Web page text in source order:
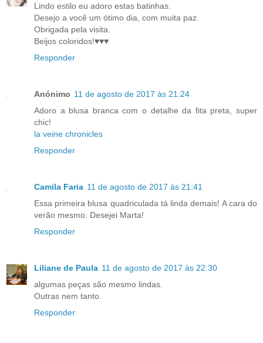
Lindo estilo eu adoro estas batinhas.
Desejo a você um ótimo dia, com muita paz.
Obrigada pela visita.
Beijos coloridos!♥♥♥
Responder
Anónimo 11 de agosto de 2017 às 21:24
Adoro a blusa branca com o detalhe da fita preta, super
chic!
la veine chronicles
Responder
Camila Faria 11 de agosto de 2017 às 21:41
Essa primeira blusa quadriculada tá linda demais! A cara do
verão mesmo. Desejei Marta!
Responder
Liliane de Paula 11 de agosto de 2017 às 22:30
algumas peças são mesmo lindas.
Outras nem tanto.
Responder